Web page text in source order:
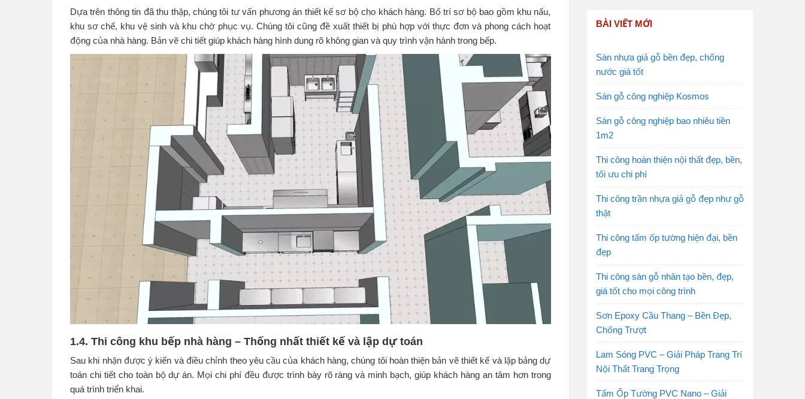
Dựa trên thông tin đã thu thập, chúng tôi tư vấn phương án thiết kế sơ bộ cho khách hàng. Bố trí sơ bộ bao gồm khu nấu,
khu sơ chế, khu vệ sinh và khu chờ phục vụ. Chúng tôi cũng đề xuất thiết bị phù hợp với thực đơn và phong cách hoạt
động của nhà hàng. Bản vẽ chi tiết giúp khách hàng hình dung rõ không gian và quy trình vận hành trong bếp.
1.4. Thi công khu bếp nhà hàng – Thống nhất thiết kế và lập dự toán
Sau khi nhận được ý kiến và điều chỉnh theo yêu cầu của khách hàng, chúng tôi hoàn thiện bản vẽ thiết kế và lập bảng dự
toán chi tiết cho toàn bộ dự án. Mọi chi phí đều được trình bày rõ ràng và minh bạch, giúp khách hàng an tâm hơn trong
quá trình triển khai.
BÀI VIẾT MỚI
Sàn nhựa giả gỗ bền đẹp, chống
nước giá tốt
Sàn gỗ công nghiệp Kosmos
Sàn gỗ công nghiệp bao nhiêu tiền
1m2
Thi công hoàn thiện nội thất đẹp, bền,
tối ưu chi phí
Thi công trần nhựa giả gỗ đẹp như gỗ
thật
Thi công tấm ốp tường hiện đại, bền
đẹp
Thi công sàn gỗ nhân tạo bền, đẹp,
giá tốt cho mọi công trình
Sơn Epoxy Cầu Thang – Bền Đẹp,
Chống Trượt
Lam Sóng PVC – Giải Pháp Trang Trí
Nội Thất Trang Trọng
Tấm Ốp Tường PVC Nano – Giải